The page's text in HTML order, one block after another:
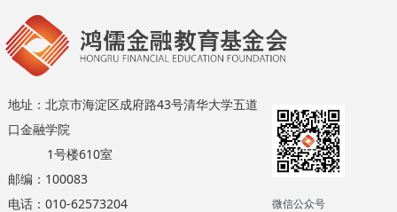
地址：北京市海淀区成府路43号清华大学五道
口金融学院
1号楼610室
邮编：100083
电话：010-62573204
微信公众号